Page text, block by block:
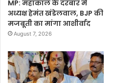
MP: महाकाल के दरबार में
अध्यक्ष हेमंत खंडेलवाल, BJP की
मजबूती का मांगा आशीर्वाद
August 7, 2026